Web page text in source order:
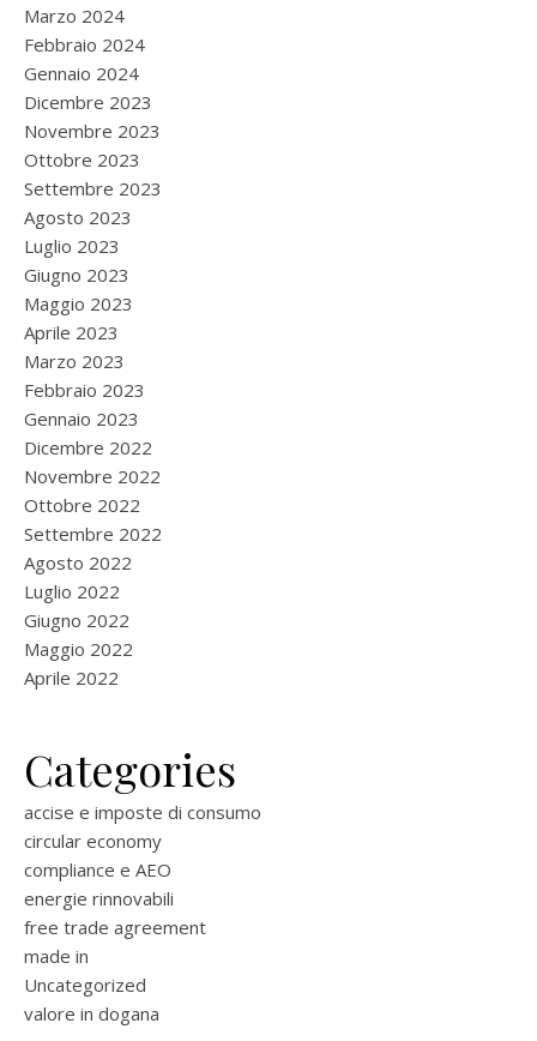
Marzo 2024
Febbraio 2024
Gennaio 2024
Dicembre 2023
Novembre 2023
Ottobre 2023
Settembre 2023
Agosto 2023
Luglio 2023
Giugno 2023
Maggio 2023
Aprile 2023
Marzo 2023
Febbraio 2023
Gennaio 2023
Dicembre 2022
Novembre 2022
Ottobre 2022
Settembre 2022
Agosto 2022
Luglio 2022
Giugno 2022
Maggio 2022
Aprile 2022
Categories
accise e imposte di consumo
circular economy
compliance e AEO
energie rinnovabili
free trade agreement
made in
Uncategorized
valore in dogana